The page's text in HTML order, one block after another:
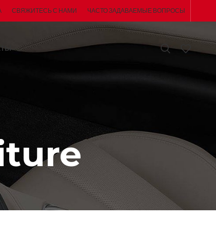
СВЯЖИТЕСЬ С НАМИ ЧАСТО ЗАДАВАЕМЫЕ ВОПРОСЫ